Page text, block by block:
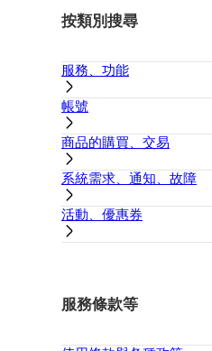
側邊欄
按類別搜尋
服務、功能
帳號
商品的購買、交易
系統需求、通知、故障
活動、優惠券
服務條款等